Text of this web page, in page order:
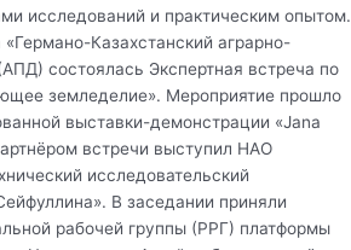
исследований и практическим опытом.
Казахстанский аграрно-
состоялась Экспертная встреча по
земледелие». Мероприятие прошло
выставки-демонстрации «Jana
встречи выступил НАО
исследовательский
В заседании приняли
рабочей группы (РРГ) платформы